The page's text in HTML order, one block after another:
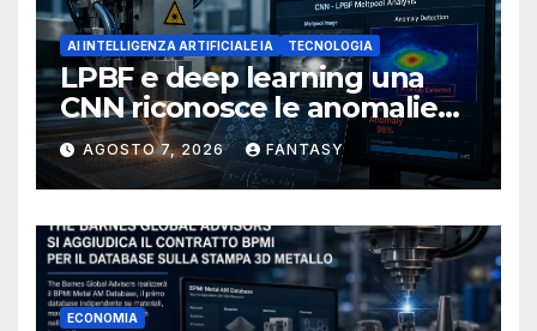
AI INTELLIGENZA ARTIFICIALE IA TECNOLOGIA
LPBF e deep learning una
CNN riconosce le anomalie
del bagno di fusione
AGOSTO 7, 2026 FANTASY
ECONOMIA